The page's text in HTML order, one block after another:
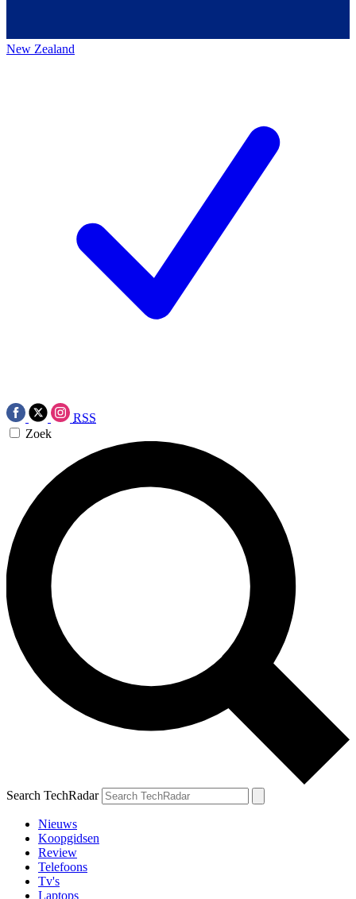
New Zealand
RSS
Zoek
Search TechRadar
Nieuws
Koopgidsen
Review
Telefoons
Tv's
Laptops